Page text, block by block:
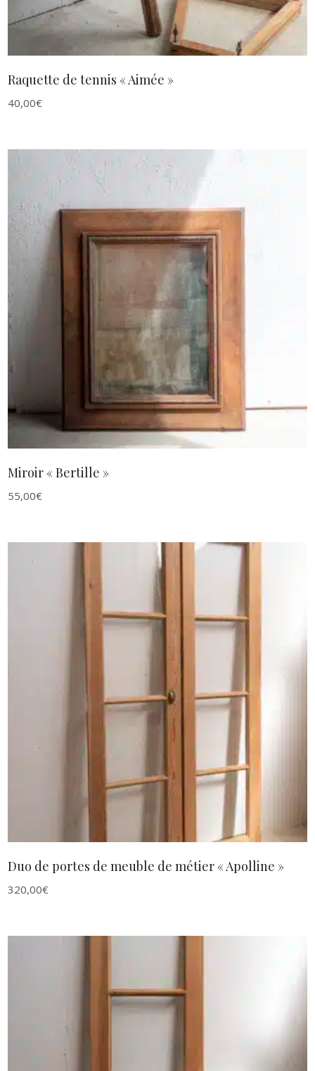
Raquette de tennis « Aimée »
40,00€
AJOUTER AU PANIER
Miroir « Bertille »
55,00€
AJOUTER AU PANIER
Duo de portes de meuble de métier « Apolline »
320,00€